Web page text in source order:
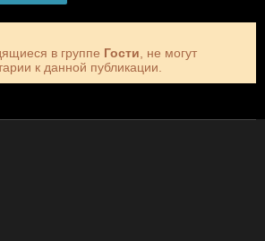
в группе Гости , не могут
к данной публикации.